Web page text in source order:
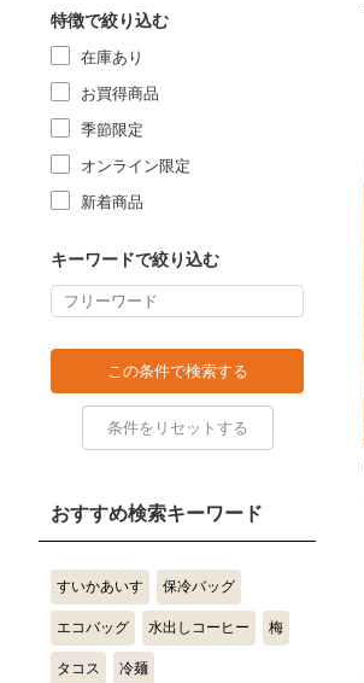
特徴で絞り込む
在庫あり
お買得商品
季節限定
オンライン限定
新着商品
キーワードで絞り込む
おすすめ検索キーワード
すいかあいす 保冷バッグ
エコバッグ 水出しコーヒー 梅
タコス 冷麺